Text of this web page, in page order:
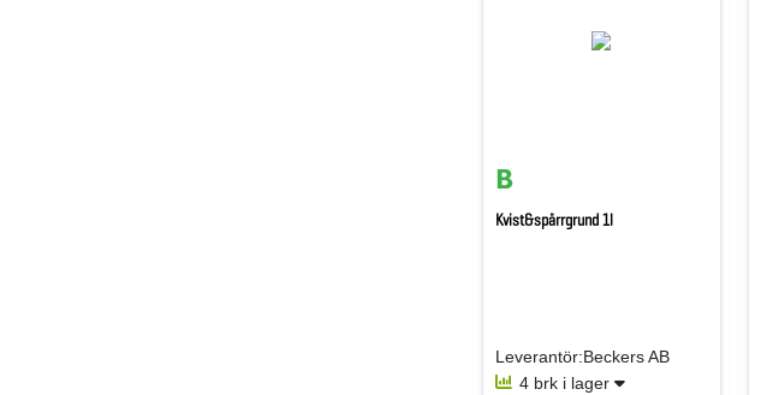
Kvist&spärrgrund 1l
Leverantör:Beckers AB
4 brk i lager